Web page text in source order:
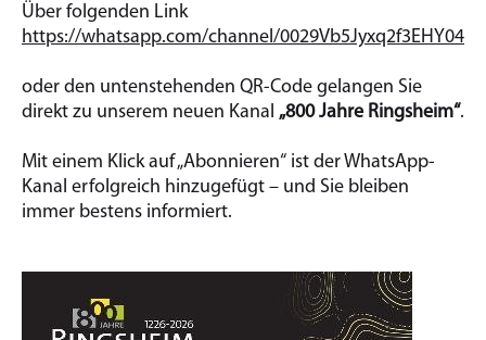
Über folgenden Link
https://whatsapp.com/channel/
oder den untenstehenden QR-Code gelangen Sie
direkt zu unserem neuen Kanal „800 Jahre Ringsheim“.
Mit einem Klick auf „Abonnieren“ ist der WhatsApp-
Kanal erfolgreich hinzugefügt – und Sie bleiben
immer bestens informiert.